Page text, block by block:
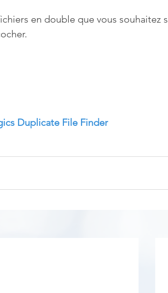
en double que vous souhaitez
Duplicate File Finder